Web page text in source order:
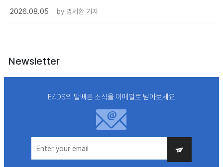
2026.08.05
by 명세환 기자
Newsletter
E4DS의 발빠른 소식을 이메일로 받아보세요